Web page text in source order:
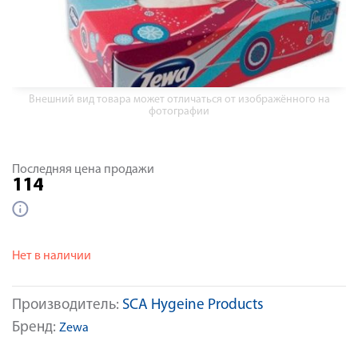
Внешний вид товара может отличаться от изображённого на
фотографии
Производитель: SCA Hygeine Products
Бренд: Zewa
Последняя цена продажи
114
Нет в наличии